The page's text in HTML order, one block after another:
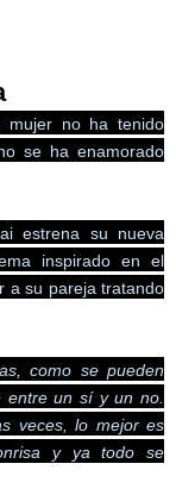
mujer no ha tenido
se ha enamorado
estrena su nueva
inspirado en el
a su pareja tratando
como se pueden
entre un sí y un no.
veces, lo mejor es
y ya todo se